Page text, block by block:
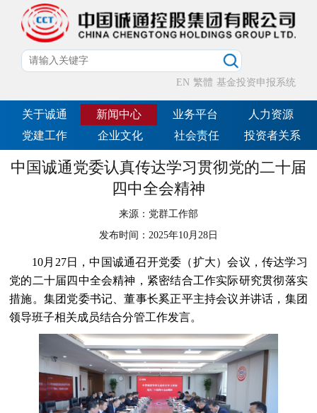
EN 繁體 基金投资申报系统
关于诚通 新闻中心 业务平台
人力资源
党建工作
企业文化 社会责任 投资者关系
中国诚通党委认真传达学习贯彻党的二十届
四中全会精神
来源： 党群工作部
发布时间： 2025年10月28日
10月27日，中国诚通召开党委（扩大）会议，传达学习
党的二十届四中全会精神，紧密结合工作实际研究贯彻落实
措施。集团党委书记、董事长奚正平主持会议并讲话，集团
领导班子相关成员结合分管工作发言。